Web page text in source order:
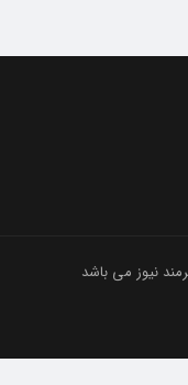
نیوز می باشد